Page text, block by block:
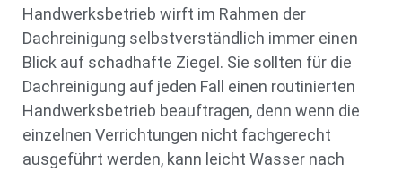
Handwerksbetrieb wirft im Rahmen der
Dachreinigung selbstverständlich immer einen
Blick auf schadhafte Ziegel. Sie sollten für die
Dachreinigung auf jeden Fall einen routinierten
Handwerksbetrieb beauftragen, denn wenn die
einzelnen Verrichtungen nicht fachgerecht
ausgeführt werden, kann leicht Wasser nach